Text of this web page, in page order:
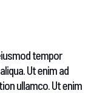
tempor
Ut enim ad
ullamco. Ut enim